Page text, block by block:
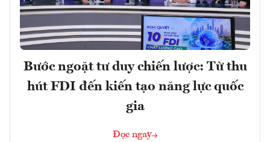
Bước ngoặt tư duy chiến lược: Từ thu
hút FDI đến kiến tạo năng lực quốc
gia
Đọc ngay